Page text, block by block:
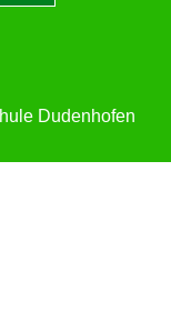
Dudenhofen